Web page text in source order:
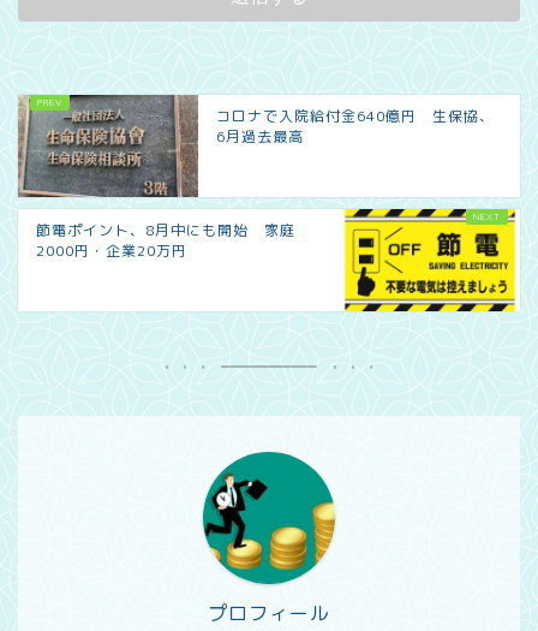
コロナで入院給付金640億円 生保協、
6月過去最高
節電ポイント、8月中にも開始 家庭
2000円・企業20万円
プロフィール